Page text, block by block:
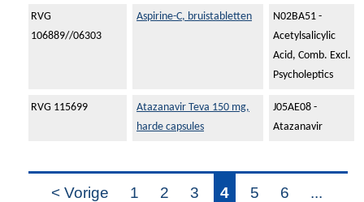
RVG
106889//06303
Aspirine-C, bruistabletten
N02BA51 -
Acetylsalicylic
Acid, Comb. Excl.
Psycholeptics
RVG 115699
Atazanavir Teva 150 mg,
harde capsules
J05AE08 -
Atazanavir
< Vorige 1 2 3 4 5 6 ...